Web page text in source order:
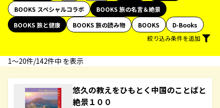
BOOKS スペシャルコラボ
BOOKS 旅の名言＆絶景
BOOKS 旅と健康
BOOKS 旅の読み物 BOOKS
D-Books
絞り込み条件を追加
1〜20件/142件中 を表示
悠久の教えをひもとく中国のことばと
絶景１００